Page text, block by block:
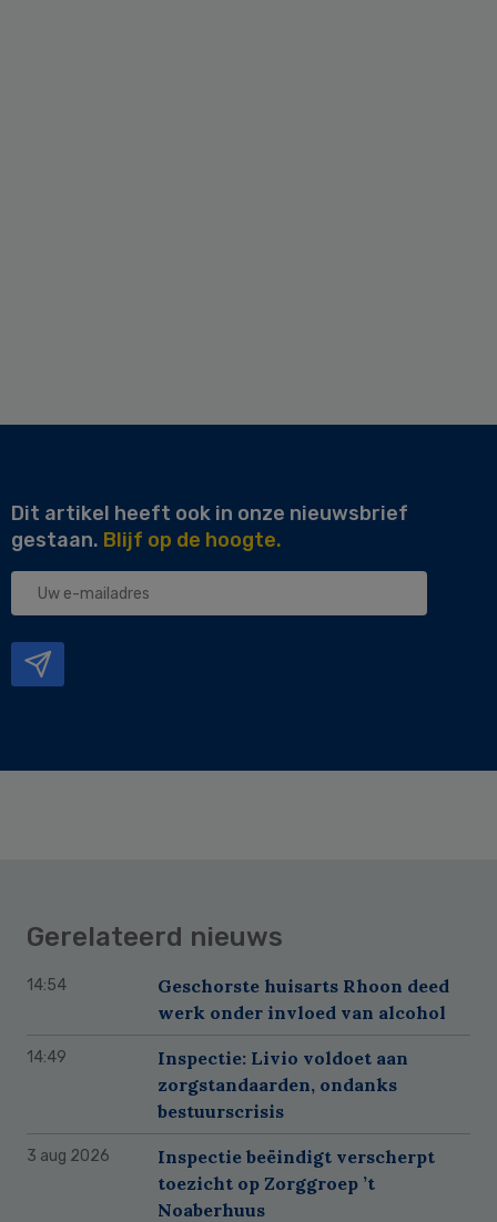
Dit artikel heeft ook in onze nieuwsbrief
gestaan. Blijf op de hoogte.
Uw
Gerelateerd nieuws
14:54
Geschorste huisarts Rhoon deed
werk onder invloed van alcohol
14:49
Inspectie: Livio voldoet aan
zorgstandaarden, ondanks
bestuurscrisis
3 aug 2026
Inspectie beëindigt verscherpt
toezicht op Zorggroep ’t
Noaberhuus